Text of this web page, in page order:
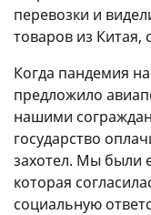
перевозки и
товаров из Китая,
Когда пандемия
предложило
нашими
государство
захотел. Мы были
которая
социальную